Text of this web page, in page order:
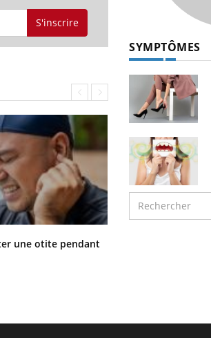
S'inscrire
une otite pendant
SYMPTÔMES